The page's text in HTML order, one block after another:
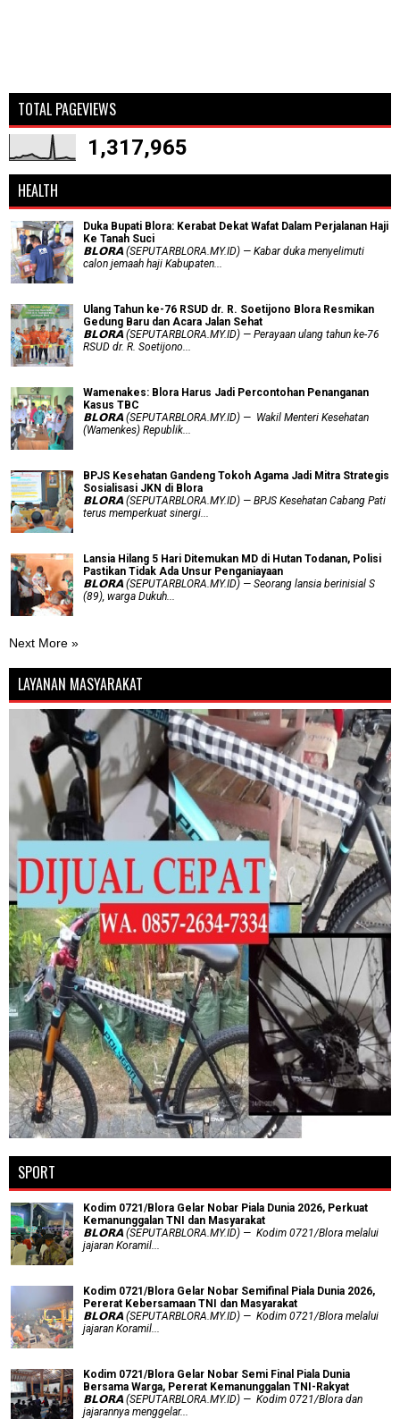
TOTAL PAGEVIEWS
1,317,965
HEALTH
Duka Bupati Blora: Kerabat Dekat Wafat Dalam Perjalanan Haji
Ke Tanah Suci
𝗕𝗟𝗢𝗥𝗔 (SEPUTARBLORA.MY.ID) — Kabar duka menyelimuti
calon jemaah haji Kabupaten...
Ulang Tahun ke-76 RSUD dr. R. Soetijono Blora Resmikan
Gedung Baru dan Acara Jalan Sehat
𝗕𝗟𝗢𝗥𝗔 (SEPUTARBLORA.MY.ID) — Perayaan ulang tahun ke-76
RSUD dr. R. Soetijono...
Wamenakes: Blora Harus Jadi Percontohan Penanganan
Kasus TBC
𝗕𝗟𝗢𝗥𝗔 (SEPUTARBLORA.MY.ID) — Wakil Menteri Kesehatan
(Wamenkes) Republik...
BPJS Kesehatan Gandeng Tokoh Agama Jadi Mitra Strategis
Sosialisasi JKN di Blora
𝗕𝗟𝗢𝗥𝗔 (SEPUTARBLORA.MY.ID) — BPJS Kesehatan Cabang Pati
terus memperkuat sinergi...
Lansia Hilang 5 Hari Ditemukan MD di Hutan Todanan, Polisi
Pastikan Tidak Ada Unsur Penganiayaan
𝗕𝗟𝗢𝗥𝗔 (SEPUTARBLORA.MY.ID) — Seorang lansia berinisial S
(89), warga Dukuh...
Next More »
LAYANAN MASYARAKAT
SPORT
Kodim 0721/Blora Gelar Nobar Piala Dunia 2026, Perkuat
Kemanunggalan TNI dan Masyarakat
𝗕𝗟𝗢𝗥𝗔 (SEPUTARBLORA.MY.ID) — Kodim 0721/Blora melalui
jajaran Koramil...
Kodim 0721/Blora Gelar Nobar Semifinal Piala Dunia 2026,
Pererat Kebersamaan TNI dan Masyarakat
𝗕𝗟𝗢𝗥𝗔 (SEPUTARBLORA.MY.ID) — Kodim 0721/Blora melalui
jajaran Koramil...
Kodim 0721/Blora Gelar Nobar Semi Final Piala Dunia
Bersama Warga, Pererat Kemanunggalan TNI-Rakyat
𝗕𝗟𝗢𝗥𝗔 (SEPUTARBLORA.MY.ID) — Kodim 0721/Blora dan
jajarannya menggelar...